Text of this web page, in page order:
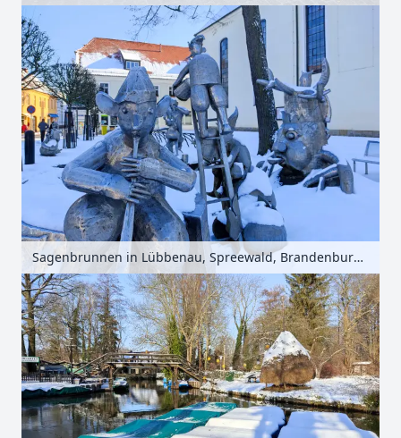
Sagenbrunnen in Lübbenau, Spreewald, Brandenburg, Deutschland